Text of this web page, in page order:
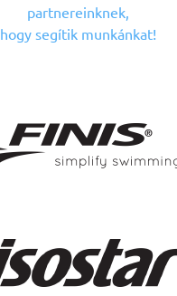
partnereinknek,
hogy segítik munkánkat!